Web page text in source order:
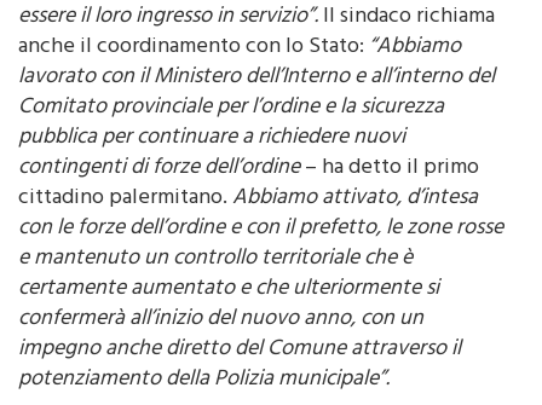
dell’anno e i primissimi del nuovo anno ci possa
essere il loro ingresso in servizio”.Il sindaco richiama
anche il coordinamento con lo Stato:“Abbiamo
lavorato con il Ministero dell’Interno e all’interno del
Comitato provinciale per l’ordine e la sicurezza
pubblica per continuare a richiedere nuovi
contingenti di forze dell’ordine– ha detto il primo
cittadino palermitano.Abbiamo attivato, d’intesa
con le forze dell’ordine e con il prefetto, le zone rosse
e mantenuto un controllo territoriale che è
certamente aumentato e che ulteriormente si
confermerà all’inizio del nuovo anno, con un
impegno anche diretto del Comune attraverso il